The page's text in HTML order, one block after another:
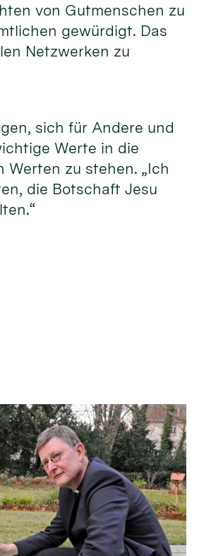
von Gutmenschen zu
gewürdigt. Das
Netzwerken zu
sich für Andere und
Werte in die
zu stehen. „Ich
die Botschaft Jesu